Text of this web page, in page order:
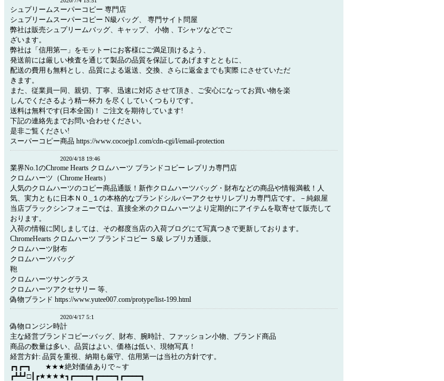
シュプリームスーパーコピー 専門店
シュプリームスーパーコピー N級バッグ、 専門サイト問屋
弊社は販売シュプリームバッグ、キャップ、 小物 、Tシャツなどでご
ざいます。
弊社は「信用第一」をモットーにお客様にご満足頂けるよう、
発送前には厳しい検査を通じて製品の品質を保証してあげますとともに、
配送の費用も無料とし、品質による返送、交換、さらに返金までも実際 にさせていただ
きます。
また、従業員一同、親切、丁寧、迅速に対応 させて頂き、ご安心になってお買い物を楽
しんでくださるよう精一杯力 を尽くしていくつもりです。
送料は無料です(日本全国)！ ご注文を期待しています!
下記の連絡先までお問い合わせください。
是非ご覧ください!
スーパーコピー商品 https://www.cocoejp1.com/cdn-cgi/l/email-protection
2020/4/18 19:46
業界No.1のChrome Hearts クロムハーツ ブランドコピー レプリカ専門店
クロムハーツ（Chrome Hearts）
人気のクロムハーツのコピー商品通販！新作クロムハーツバッグ・財布などの商品や情報満載！人
気、実力ともに日本Ｎ０_１の本格的なブランドシルバーアクセサリレプリカ専門店です。－純銀屋
当店ブラックシンフォニーでは、直接全米のクロムハーツより定期的にアイテムを取寄せて販売して
おります。
入荷の情報に関しましては、その都度当店の入荷ブログにて写真つきで更新しております。
ChromeHearts クロムハーツ ブランドコピー Ｓ級 レプリカ通販。
クロムハーツ財布
クロムハーツバッグ
鞄
クロムハーツサングラス
クロムハーツアクセサリー 等、
偽物ブランド https://www.yutee007.com/protype/list-199.html
2020/4/17 5:1
偽物ロンジン時計
主な経営ブランドコピー:バッグ、財布、腕時計、ファッション小物、ブランド商品
商品の数量は多い、品質はよい、価格は低い、現物写真！
経営方針: 品質を重視、納期も厳守、信用第一は当社の方針です。
┏┓┏━┓ ★★★絶対価値ありで～す
┏┻┻┛□┃┏★★★★┓┏━━━━┓┏━━━━┓┏━━━━┓